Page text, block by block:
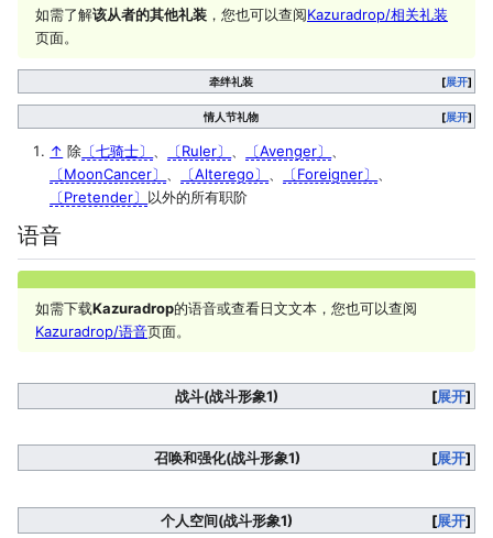
如需了解该从者的其他礼装 ，您也可以查阅Kazuradrop/相关礼装
页面。
展开
牵绊礼装
展开
情人节礼物
↑ 除 〔七骑士〕 〔Ruler〕 〔Avenger〕
〔MoonCancer〕
〔Alterego〕 〔Foreigner〕
〔Pretender〕 以外的所有职阶
语音
如需下载Kazuradrop的语音或查看日文文本，您也可以查阅
Kazuradrop/语音页面。
展开
战斗(战斗形象1)
展开
召唤和强化(战斗形象1)
展开
个人空间(战斗形象1)